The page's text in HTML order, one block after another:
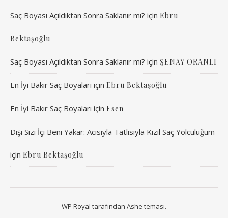
Saç Boyası Açıldıktan Sonra Saklanır mı? için Ebru
Bektaşoğlu
Saç Boyası Açıldıktan Sonra Saklanır mı? için ŞENAY ORANLI
En İyi Bakır Saç Boyaları için Ebru Bektaşoğlu
En İyi Bakır Saç Boyaları için Esen
Dışı Sizi İçi Beni Yakar: Acısıyla Tatlısıyla Kızıl Saç Yolculuğum
için Ebru Bektaşoğlu
WP Royal tarafından Ashe teması.